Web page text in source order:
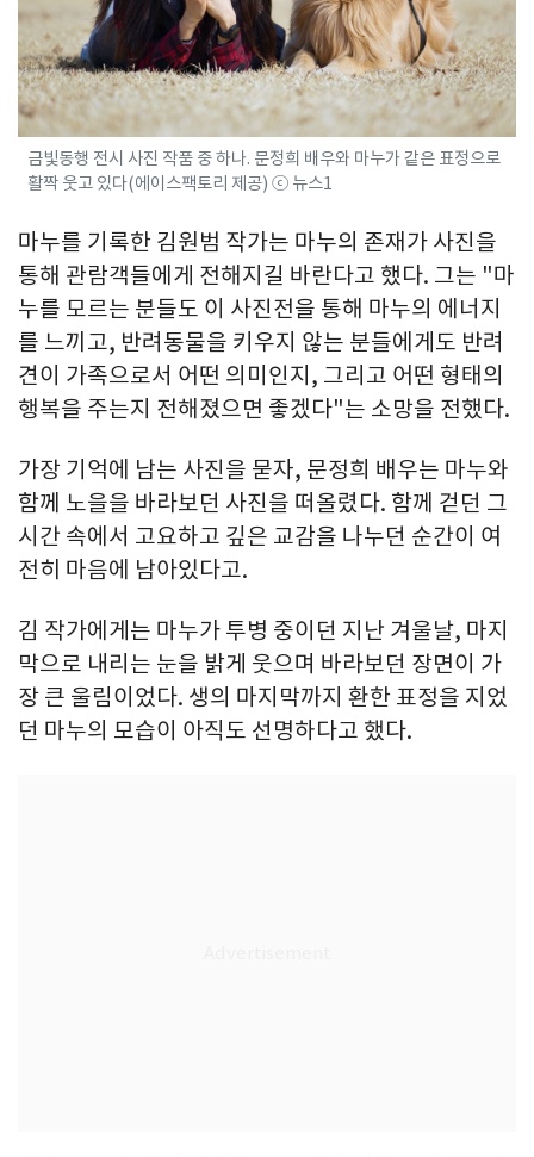
금빛동행 전시 사진 작품 중 하나. 문정희 배우와 마누가 같은 표정으로
활짝 웃고 있다(에이스팩토리 제공) ⓒ 뉴스1
마누를 기록한 김원범 작가는 마누의 존재가 사진을
통해 관람객들에게 전해지길 바란다고 했다. 그는 "마
누를 모르는 분들도 이 사진전을 통해 마누의 에너지
를 느끼고, 반려동물을 키우지 않는 분들에게도 반려
견이 가족으로서 어떤 의미인지, 그리고 어떤 형태의
행복을 주는지 전해졌으면 좋겠다"는 소망을 전했다.
가장 기억에 남는 사진을 묻자, 문정희 배우는 마누와
함께 노을을 바라보던 사진을 떠올렸다. 함께 걷던 그
시간 속에서 고요하고 깊은 교감을 나누던 순간이 여
전히 마음에 남아있다고.
김 작가에게는 마누가 투병 중이던 지난 겨울날, 마지
막으로 내리는 눈을 밝게 웃으며 바라보던 장면이 가
장 큰 울림이었다. 생의 마지막까지 환한 표정을 지었
던 마누의 모습이 아직도 선명하다고 했다.